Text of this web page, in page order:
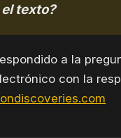
texto?
a la
con la